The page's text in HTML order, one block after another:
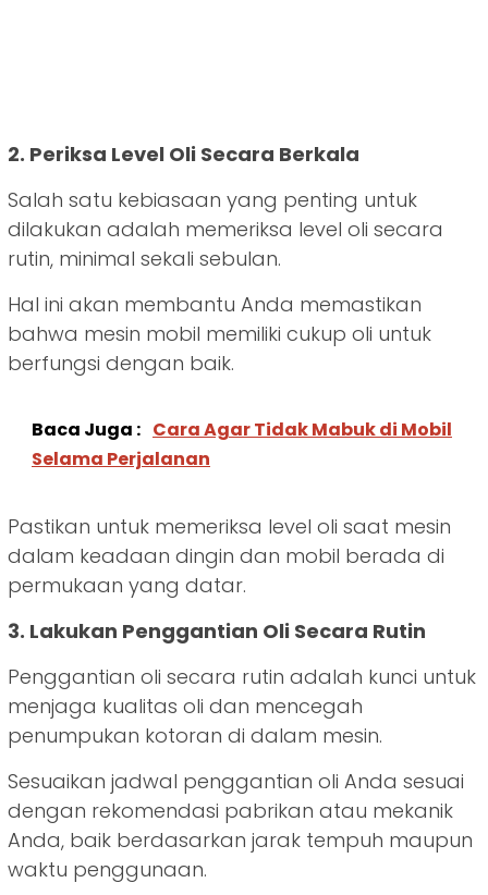
2. Periksa Level Oli Secara Berkala
Salah satu kebiasaan yang penting untuk
dilakukan adalah memeriksa level oli secara
rutin, minimal sekali sebulan.
Hal ini akan membantu Anda memastikan
bahwa mesin mobil memiliki cukup oli untuk
berfungsi dengan baik.
Baca Juga : Cara Agar Tidak Mabuk di Mobil
Selama Perjalanan
Pastikan untuk memeriksa level oli saat mesin
dalam keadaan dingin dan mobil berada di
permukaan yang datar.
3. Lakukan Penggantian Oli Secara Rutin
Penggantian oli secara rutin adalah kunci untuk
menjaga kualitas oli dan mencegah
penumpukan kotoran di dalam mesin.
Sesuaikan jadwal penggantian oli Anda sesuai
dengan rekomendasi pabrikan atau mekanik
Anda, baik berdasarkan jarak tempuh maupun
waktu penggunaan.